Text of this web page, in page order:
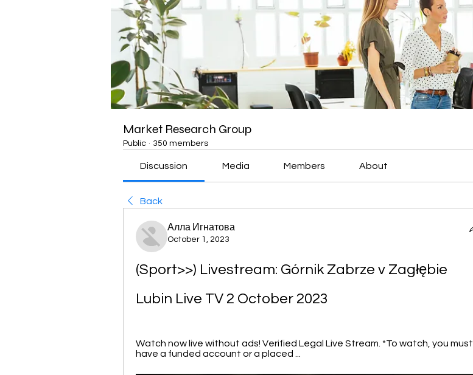
Market Research Group
Public · 350 members
Discussion Media Members About
Back
Алла Игнатова
October 1, 2023
(Sport>>) Livestream: Górnik Zabrze v Zagłębie
Lubin Live TV 2 October 2023
Watch now live without ads! Verified Legal Live Stream. *To watch, you must
have a funded account or a placed ...